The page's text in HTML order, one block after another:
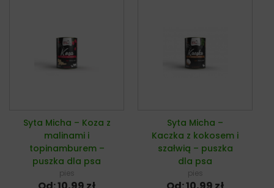
Syta Micha – Koza z
malinami i
topinamburem –
puszka dla psa
pies
Syta Micha –
Kaczka z kokosem i
szałwią – puszka
dla psa
pies